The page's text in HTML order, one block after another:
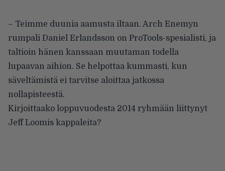
– Teimme duunia aamusta iltaan. Arch Enemyn
rumpali Daniel Erlandsson on ProTools-spesialisti, ja
taltioin hänen kanssaan muutaman todella
lupaavan aihion. Se helpottaa kummasti, kun
säveltämistä ei tarvitse aloittaa jatkossa
nollapisteestä.
Kirjoittaako loppuvuodesta 2014 ryhmään liittynyt
Jeff Loomis kappaleita?